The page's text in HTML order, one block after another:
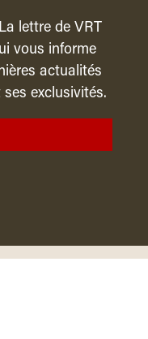
lettre de VRT
vous informe
actualités
exclusivités.